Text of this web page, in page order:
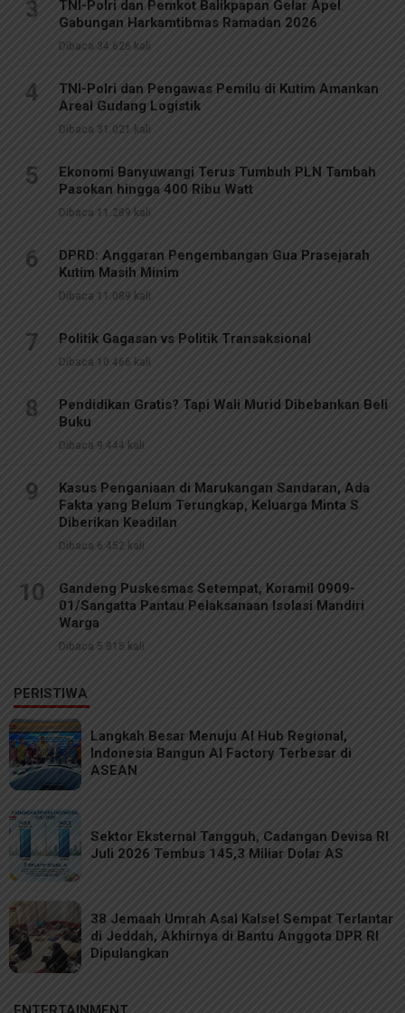
3
TNI-Polri dan Pemkot Balikpapan Gelar Apel
Gabungan Harkamtibmas Ramadan 2026
Dibaca 34.626 kali
4
TNI-Polri dan Pengawas Pemilu di Kutim Amankan
Areal Gudang Logistik
Dibaca 31.021 kali
5
Ekonomi Banyuwangi Terus Tumbuh PLN Tambah
Pasokan hingga 400 Ribu Watt
Dibaca 11.289 kali
6
DPRD: Anggaran Pengembangan Gua Prasejarah
Kutim Masih Minim
Dibaca 11.089 kali
7 Politik Gagasan vs Politik Transaksional
Dibaca 10.466 kali
8
Pendidikan Gratis? Tapi Wali Murid Dibebankan Beli
Buku
Dibaca 9.444 kali
9
Kasus Penganiaan di Marukangan Sandaran, Ada
Fakta yang Belum Terungkap, Keluarga Minta S
Diberikan Keadilan
Dibaca 6.452 kali
10
Gandeng Puskesmas Setempat, Koramil 0909-
01/Sangatta Pantau Pelaksanaan Isolasi Mandiri
Warga
Dibaca 5.815 kali
PERISTIWA
Langkah Besar Menuju AI Hub Regional,
Indonesia Bangun AI Factory Terbesar di
ASEAN
Sektor Eksternal Tangguh, Cadangan Devisa RI
Juli 2026 Tembus 145,3 Miliar Dolar AS
38 Jemaah Umrah Asal Kalsel Sempat Terlantar
di Jeddah, Akhirnya di Bantu Anggota DPR RI
Dipulangkan